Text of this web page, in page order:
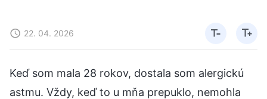
22. 04. 2026
Keď som mala 28 rokov, dostala som alergickú
astmu. Vždy, keď to u mňa prepuklo, nemohla